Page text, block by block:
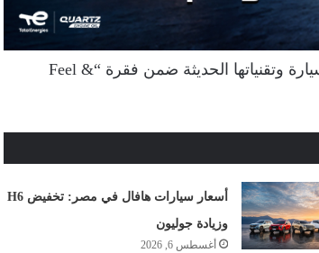
كما أتاح الحدث تجربة مباشرة للضيوف لاختبار مواصفات السيارة وتقنياتها الحديثة ضمن فقرة “Feel &
أسعار سيارات هافال في مصر: تخفيض H6
وزيادة جوليون
أغسطس 6, 2026